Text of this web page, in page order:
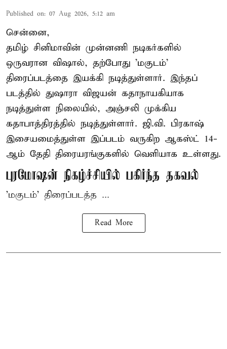
Published on: 07 Aug 2026, 5:12 am
சென்னை,
தமிழ் சினிமாவின் முன்னணி நடிகர்களில்
ஒருவரான விஷால், தற்போது 'மகுடம்'
திரைப்படத்தை இயக்கி நடித்துள்ளார். இந்தப்
படத்தில் துஷாரா விஜயன் கதாநாயகியாக
நடித்துள்ள நிலையில், அஞ்சலி முக்கிய
கதாபாத்திரத்தில் நடித்துள்ளார். ஜி.வி. பிரகாஷ்
இசையமைத்துள்ள இப்படம் வருகிற ஆகஸ்ட் 14-
ஆம் தேதி திரையரங்குகளில் வெளியாக உள்ளது.
புரமோஷன் நிகழ்ச்சியில் பகிர்ந்த தகவல்
'மகுடம்' திரைப்படத்த ...
Read More